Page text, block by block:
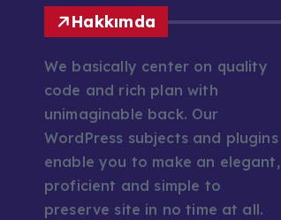
Hakkımda
We basically center on quality
code and rich plan with
unimaginable back. Our
WordPress subjects and plugins
enable you to make an elegant,
proficient and simple to
preserve site in no time at all.